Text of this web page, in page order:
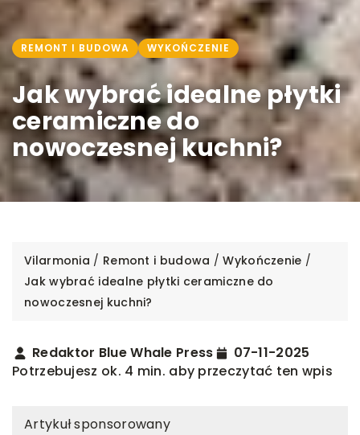
REMONT I BUDOWA WYKOŃCZENIE
Jak wybrać idealne płytki
ceramiczne do
nowoczesnej kuchni?
Vilarmonia / Remont i budowa /Wykończenie /
Jak wybrać idealne płytki ceramiczne do
nowoczesnej kuchni?
Redaktor Blue Whale Press
07-11-2025
Potrzebujesz ok. 4 min. aby przeczytać ten wpis
Artykuł sponsorowany